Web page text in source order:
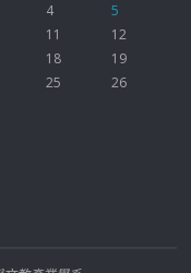
4
5
11
12
18
19
25
26